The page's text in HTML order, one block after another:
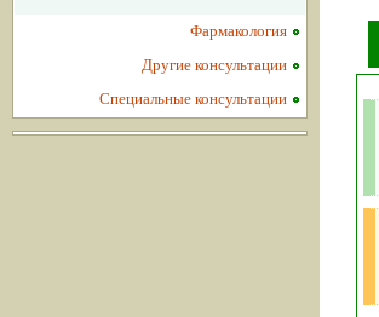
Фармакология
Другие консультации
Специальные консультации